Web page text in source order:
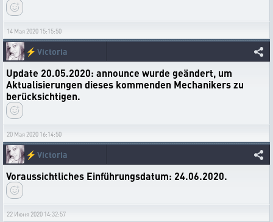
14 Мая 2020 15:15:50
⚡ Victoria
Update 20.05.2020: announce wurde geändert, um
Aktualisierungen dieses kommenden Mechanikers zu
berücksichtigen.
20 Мая 2020 16:14:50
⚡ Victoria
Voraussichtliches Einführungsdatum: 24.06.2020.
22 Июня 2020 14:32:57